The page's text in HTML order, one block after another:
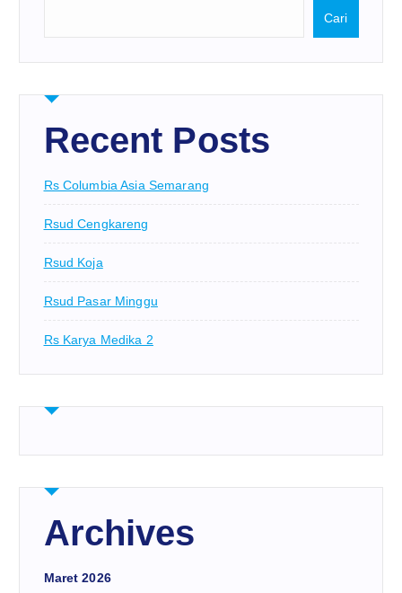
Cari
Recent Posts
Rs Columbia Asia Semarang
Rsud Cengkareng
Rsud Koja
Rsud Pasar Minggu
Rs Karya Medika 2
Archives
Maret 2026